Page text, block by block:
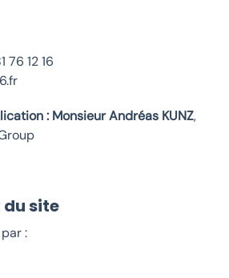
76 12 16
: Monsieur Andréas KUNZ,
site
: